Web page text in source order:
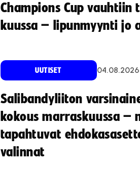
Champions Cup vauhtiin
kuussa – lipunmyynti jo
UUTISET 04.08.2026
Salibandyliiton
kokous marraskuussa –
tapahtuvat
valinnat